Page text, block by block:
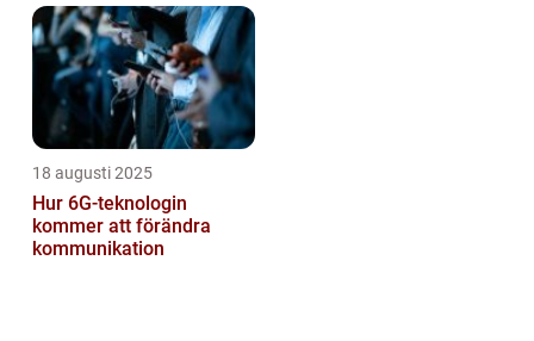
18 augusti 2025
Hur 6G-teknologin
kommer att förändra
kommunikation